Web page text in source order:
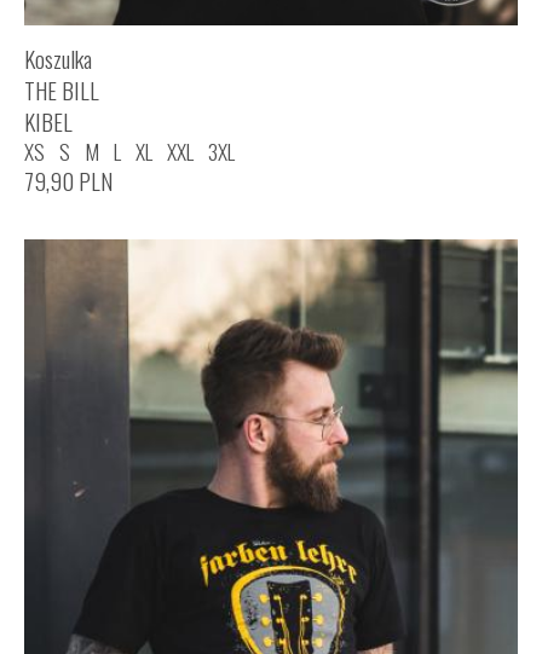
Koszulka
THE BILL
KIBEL
XS S M L XL XXL 3XL
79,90 PLN